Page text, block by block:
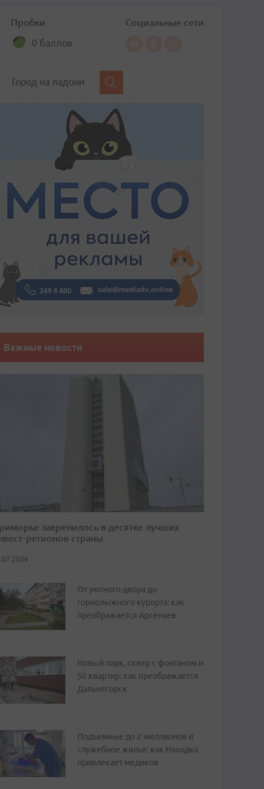
Пробки
0 баллов
Социальные сети
Город на ладони
Важные новости
закрепилось в десятке лучших
регионов страны
От уютного двора до
горнолыжного курорта: как
преображается Арсеньев
Новый парк, сквер с фонтаном и
50 квартир: как преображается
Дальнегорск
Подъемные до 2 миллионов и
служебное жилье: как Находка
привлекает медиков